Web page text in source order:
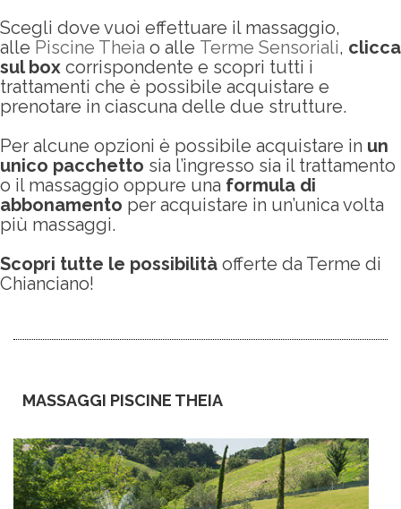
Scegli dove vuoi effettuare il massaggio,
alle Piscine Theia o alle Terme Sensoriali, clicca
sul box corrispondente e scopri tutti i
trattamenti che è possibile acquistare e
prenotare in ciascuna delle due strutture.
Per alcune opzioni è possibile acquistare in un
unico pacchetto sia l’ingresso sia il trattamento
o il massaggio oppure una formula di
abbonamento per acquistare in un’unica volta
più massaggi.
Scopri tutte le possibilità offerte da Terme di
Chianciano!
MASSAGGI PISCINE THEIA